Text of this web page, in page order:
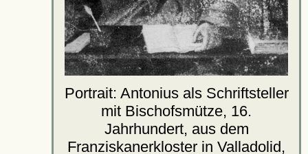
Portrait: Antonius als Schriftsteller
mit Bischofsmütze, 16.
Jahrhundert, aus dem
Franziskanerkloster in Valladolid,